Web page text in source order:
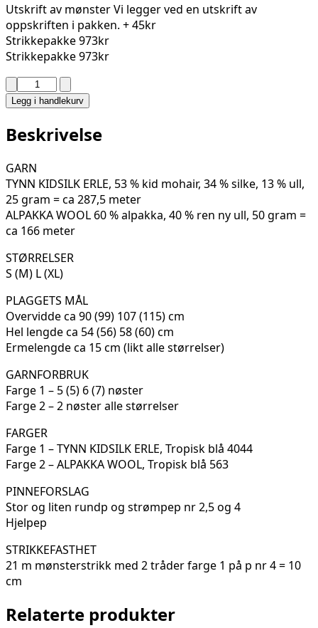
Utskrift av mønsterVi legger ved en utskrift av
oppskriften i pakken. + 45kr
Strikkepakke973kr
Strikkepakke973kr
KIRA
JUMPER
451-
16C
antall
Legg i handlekurv
Beskrivelse
GARN
TYNN KIDSILK ERLE, 53 % kid mohair, 34 % silke, 13 % ull,
25 gram = ca 287,5 meter
ALPAKKA WOOL 60 % alpakka, 40 % ren ny ull, 50 gram =
ca 166 meter
STØRRELSER
S (M) L (XL)
PLAGGETS MÅL
Overvidde ca 90 (99) 107 (115) cm
Hel lengde ca 54 (56) 58 (60) cm
Ermelengde ca 15 cm (likt alle størrelser)
GARNFORBRUK
Farge 1 – 5 (5) 6 (7) nøster
Farge 2 – 2 nøster alle størrelser
FARGER
Farge 1 – TYNN KIDSILK ERLE, Tropisk blå 4044
Farge 2 – ALPAKKA WOOL, Tropisk blå 563
PINNEFORSLAG
Stor og liten rundp og strømpep nr 2,5 og 4
Hjelpep
STRIKKEFASTHET
21 m mønsterstrikk med 2 tråder farge 1 på p nr 4 = 10
cm
Relaterte produkter